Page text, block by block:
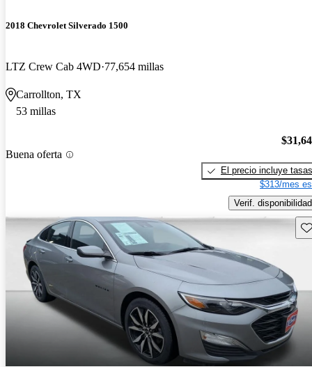
2018 Chevrolet Silverado 1500
LTZ Crew Cab 4WD 77,654 millas
Carrollton, TX
53 millas
Buena oferta
El precio incluye tasas
$313/mes
Verif. disponibilidad